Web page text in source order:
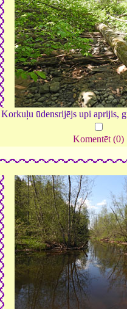
Korkuļu ūdensrijējs upi aprijis,
Komentēt (0)